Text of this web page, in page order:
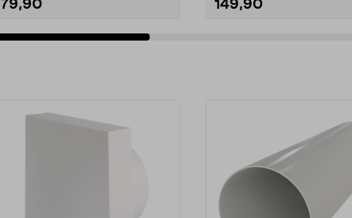
79,90 149,90